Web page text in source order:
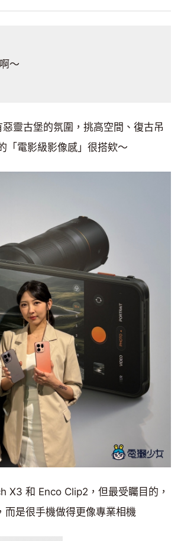
～
靈古堡的氛圍，挑高空間、復古吊
「電影級影像感」很搭欸～
和 Enco Clip2，但最受矚目的，
是很手機做得更像專業相機